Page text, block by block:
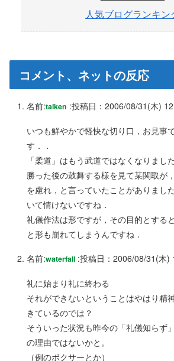
人気ブログランキン
コメント、ネットの反応
名前:talken :投稿日：2006/08/31(木)
いつも鮮やかで軽快な切り口，お見事
す．．
「柔道」はもう武道ではなくなりまし
勝った後の鼓舞する様を見て某関取が
を慮れ，と言っていたことがありまし
いて情けないですね．
礼儀作法は形ですが，その目的とする
と形も崩れてしまうんですね．
名前:waterfall:投稿日：2006/08/31(木)
礼に始まり礼に終わる
それができないということはやはり精
きているのでは？
そういった状況も昨今の「礼儀知らず
の理由ではないかと。
（例のボクサーとか）